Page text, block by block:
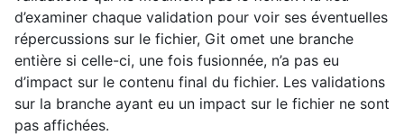
d’examiner chaque validation pour voir ses éventuelles
répercussions sur le fichier, Git omet une branche
entière si celle-ci, une fois fusionnée, n’a pas eu
d’impact sur le contenu final du fichier. Les validations
sur la branche ayant eu un impact sur le fichier ne sont
pas affichées.